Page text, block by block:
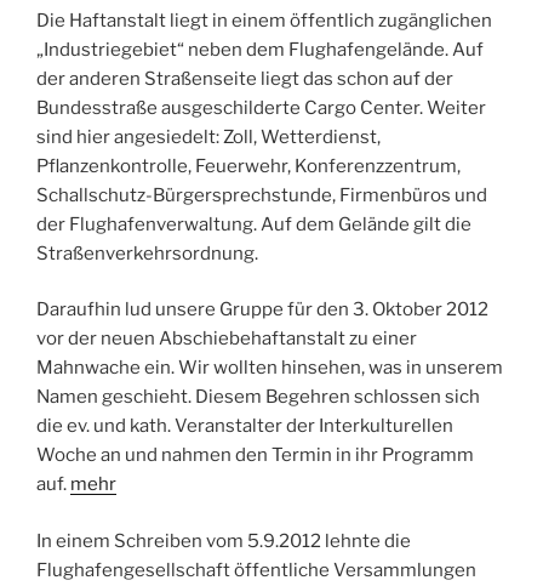
Die Haftanstalt liegt in einem öffentlich zugänglichen
„Industriegebiet“ neben dem Flughafengelände. Auf
der anderen Straßenseite liegt das schon auf der
Bundesstraße ausgeschilderte Cargo Center. Weiter
sind hier angesiedelt: Zoll, Wetterdienst,
Pflanzenkontrolle, Feuerwehr, Konferenzzentrum,
Schallschutz-Bürgersprechstunde, Firmenbüros und
der Flughafenverwaltung. Auf dem Gelände gilt die
Straßenverkehrsordnung.
Daraufhin lud unsere Gruppe für den 3. Oktober 2012
vor der neuen Abschiebehaftanstalt zu einer
Mahnwache ein. Wir wollten hinsehen, was in unserem
Namen geschieht. Diesem Begehren schlossen sich
die ev. und kath. Veranstalter der Interkulturellen
Woche an und nahmen den Termin in ihr Programm
auf. mehr
In einem Schreiben vom 5.9.2012 lehnte die
Flughafengesellschaft öffentliche Versammlungen